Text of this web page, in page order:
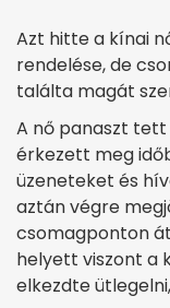
Azt hitte a kínai
rendelése, de
találta magát
A nő panaszt
érkezett meg
üzeneteket és
aztán végre
csomagponton
helyett viszont a
elkezdte